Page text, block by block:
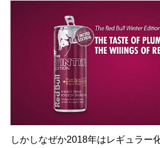
しかしなぜか2018年はレギュラー